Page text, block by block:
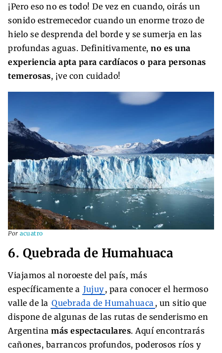
¡Pero eso no es todo! De vez en cuando, oirás un
sonido estremecedor cuando un enorme trozo de
hielo se desprenda del borde y se sumerja en las
profundas aguas. Definitivamente, no es una
experiencia apta para cardíacos o para personas
temerosas, ¡ve con cuidado!
Por acuatro
6. Quebrada de Humahuaca
Viajamos al noroeste del país, más
específicamente a Jujuy, para conocer el hermoso
valle de la Quebrada de Humahuaca , un sitio que
dispone de algunas de las rutas de senderismo en
Argentina más espectaculares. Aquí encontrarás
cañones, barrancos profundos, poderosos ríos y